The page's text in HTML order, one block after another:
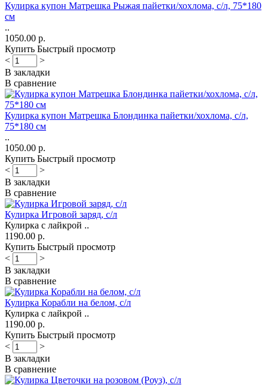
Кулирка купон Матрешка Рыжая пайетки/хохлома, с/л, 75*180
см
..
1050.00 р.
Купить Быстрый просмотр
<
>
В закладки
В сравнение
Кулирка купон Матрешка Блондинка пайетки/хохлома, с/л,
75*180 см
..
1050.00 р.
Купить Быстрый просмотр
<
>
В закладки
В сравнение
Кулирка Игровой заряд, с/л
Кулирка с лайкрой ..
1190.00 р.
Купить Быстрый просмотр
<
>
В закладки
В сравнение
Кулирка Корабли на белом, с/л
Кулирка с лайкрой ..
1190.00 р.
Купить Быстрый просмотр
<
>
В закладки
В сравнение